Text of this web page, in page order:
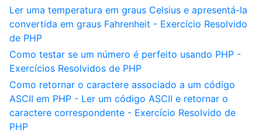
Ler uma temperatura em graus Celsius e apresentá-la
convertida em graus Fahrenheit - Exercício Resolvido
de PHP
Como testar se um número é perfeito usando PHP -
Exercícios Resolvidos de PHP
Como retornar o caractere associado a um código
ASCII em PHP - Ler um código ASCII e retornar o
caractere correspondente - Exercício Resolvido de
PHP